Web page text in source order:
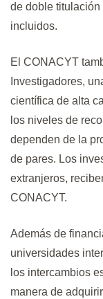
de doble titulación
incluidos.
El CONACYT
Investigadores,
científica de alta
los niveles de
dependen de la
de pares. Los
extranjeros,
CONACYT.
Además de
universidades
los intercambios
manera de